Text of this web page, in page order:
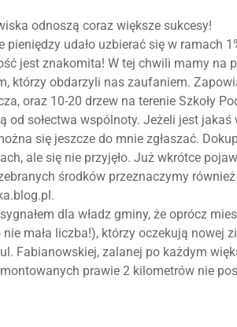
odnoszą coraz większe sukcesy!
pieniędzy udało uzbierać się w ramach
jest znakomita! W tej chwili mamy na
którzy obdarzyli nas zaufaniem.
oraz 10-20 drzew na terenie Szkoły
od sołectwa wspólnoty. Jeżeli jest
się jeszcze do mnie zgłaszać.
ale się nie przyjęło. Już wkrótce
środków przeznaczymy
dla władz gminy, że oprócz
mała liczba!), którzy oczekują nowej
Fabianowskiej, zalanej po każdym
prawie 2 kilometrów nie